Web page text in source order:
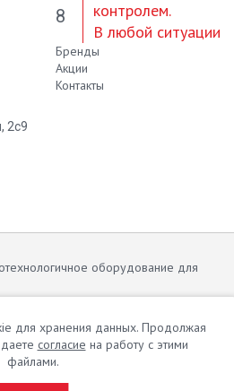
контролем.
В любой ситуации
Бренды
Акции
Контакты
8
2с9
оборудование для
носит справочный характер и
в соответствии с пунктом 2 статьи
для хранения данных. Продолжая
согласие на работу с этими
файлами.